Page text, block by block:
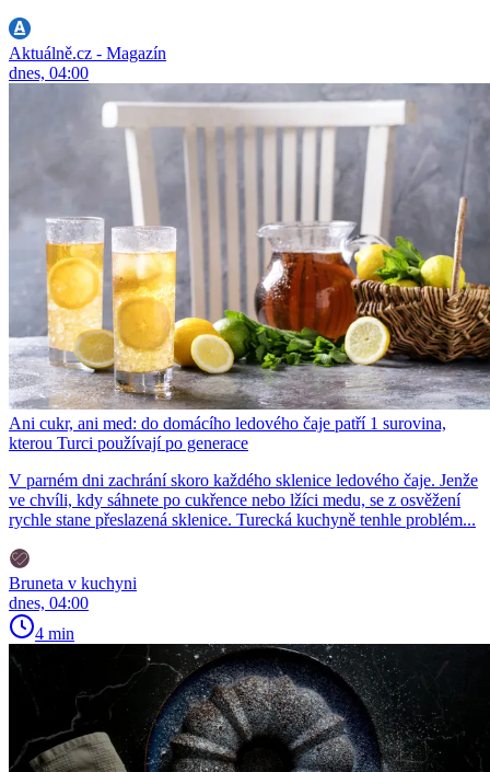
Aktuálně.cz - Magazín
dnes, 04:00
Ani cukr, ani med: do domácího ledového čaje patří 1 surovina,
kterou Turci používají po generace
V parném dni zachrání skoro každého sklenice ledového čaje. Jenže
ve chvíli, kdy sáhnete po cukřence nebo lžíci medu, se z osvěžení
rychle stane přeslazená sklenice. Turecká kuchyně tenhle problém...
Bruneta v kuchyni
dnes, 04:00
4 min